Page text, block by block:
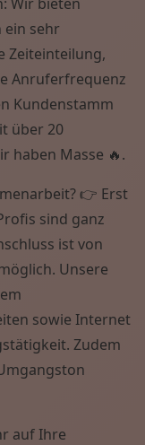
sehr
Zeiteinteilung,
Anruferfrequenz
Kundenstamm
über 20
haben Masse 🔥.
👉 Erst
sind ganz
ist von
Unsere
sowie Internet
Zudem
auf Ihre